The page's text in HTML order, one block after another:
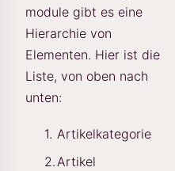
module gibt es eine
Hierarchie von
Elementen. Hier ist die
Liste, von oben nach
unten:
Artikelkategorie
Artikel